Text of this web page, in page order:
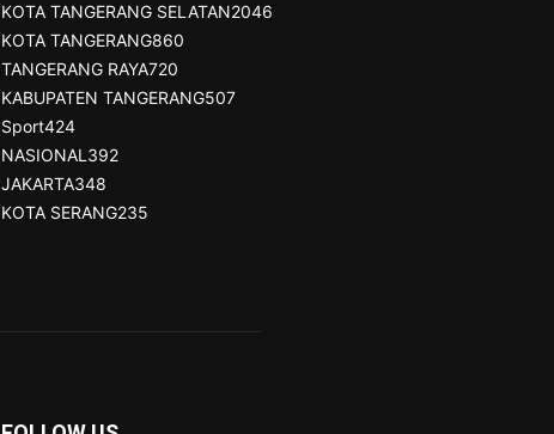
KOTA TANGERANG SELATAN2046
KOTA TANGERANG860
TANGERANG RAYA720
KABUPATEN TANGERANG507
Sport424
NASIONAL 392
JAKARTA348
KOTA SERANG235